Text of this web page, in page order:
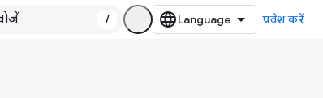
/ प्रवेश करें